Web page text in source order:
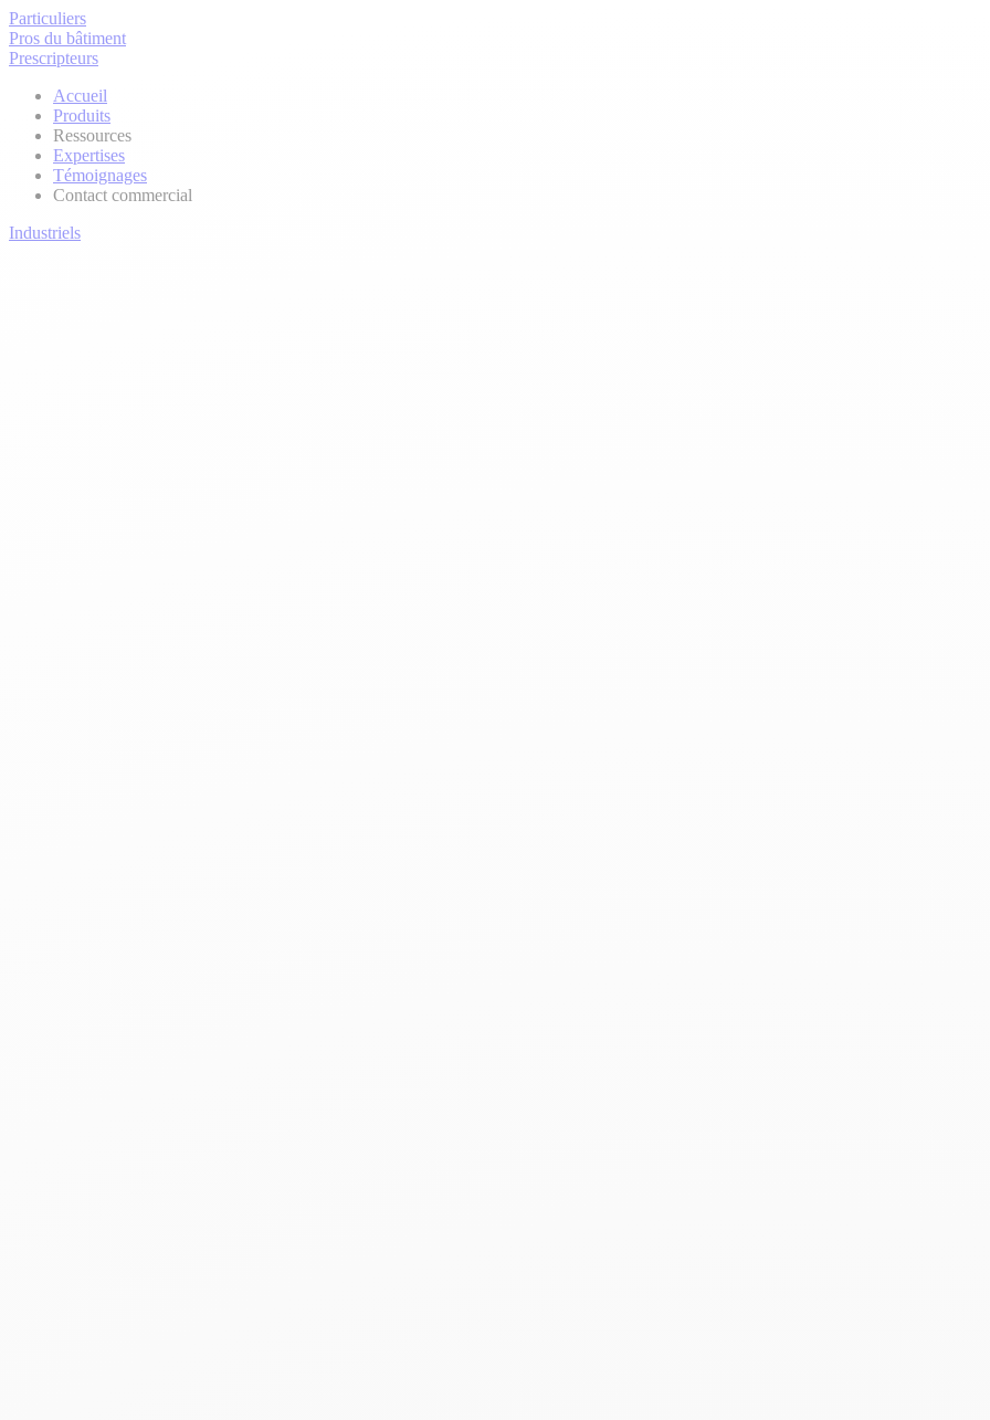
Particuliers
Pros du bâtiment
Prescripteurs
Accueil
Produits
Ressources
Expertises
Témoignages
Contact commercial
Industriels